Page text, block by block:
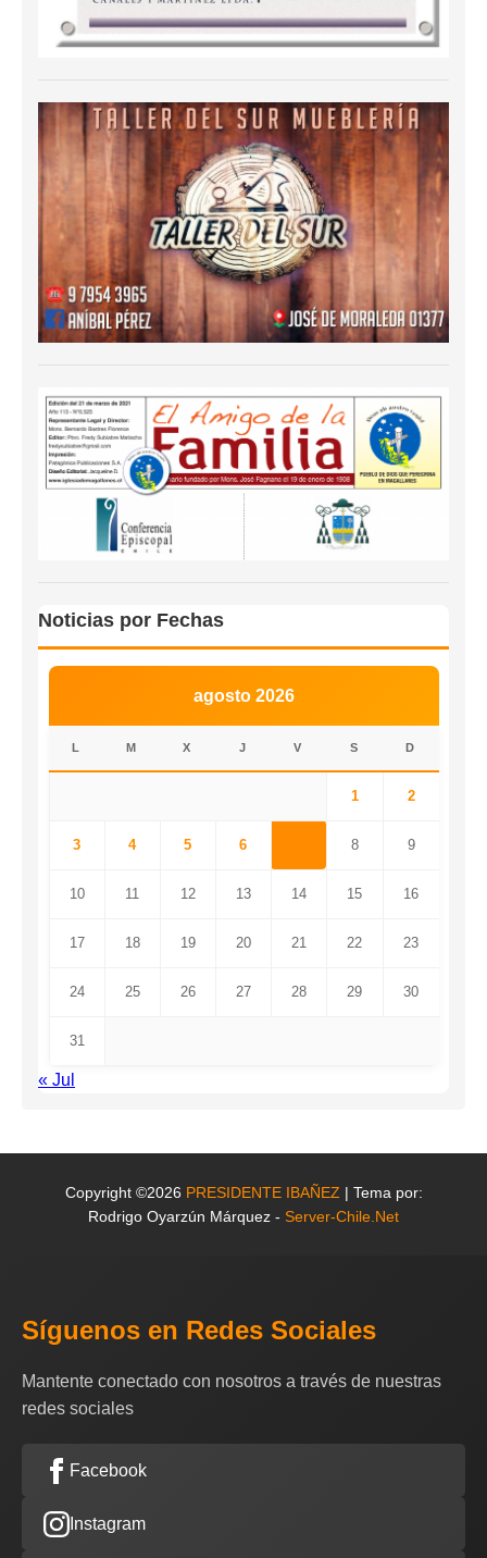
Noticias por Fechas
agosto 2026
L M X J V S D
1 2
3 4 5 6 8 9
10 11 12 13 14 15 16
17 18 19 20 21 22 23
24 25 26 27 28 29 30
31
« Jul
Copyright ©2026 PRESIDENTE IBAÑEZ | Tema por:
Rodrigo Oyarzún Márquez - Server-Chile.Net
Síguenos en Redes Sociales
Mantente conectado con nosotros a través de nuestras
redes sociales
Facebook
Instagram